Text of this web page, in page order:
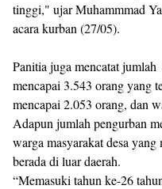
tinggi," ujar Muhammmad
acara kurban (27/05).
Panitia juga mencatat
mencapai 3.543 orang yang
mencapai 2.053 orang, dan
Adapun jumlah pengurban
warga masyarakat desa
berada di luar daerah.
“Memasuki tahun ke-26